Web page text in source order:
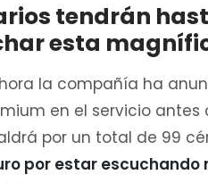
tendrán
esta
la compañía ha
en el servicio
por un total de 99
por estar